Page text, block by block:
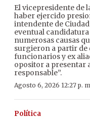
El vicepresidente de
haber ejercido
intendente de
eventual
numerosas causas
surgieron a partir de
funcionarios y ex
opositor a presentar
responsable”.
Agosto 6, 2026 12:27 p.
Política